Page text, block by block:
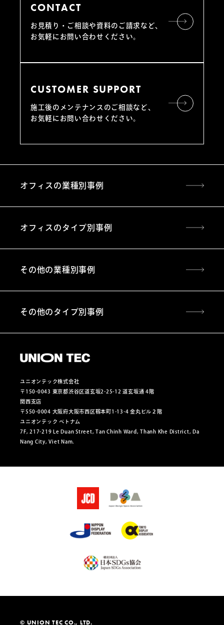
CONTACT
お見積り・ご相談や資料のご請求など、
お気軽にお問い合わせください。
CUSTOMER SUPPORT
施工後のメンテナンスのご相談など、
お気軽にお問い合わせください。
オフィスの業種別事例
その他の業種別事例
オフィスのタイプ別事例
その他のタイプ別事例
ユニオンテック株式会社
〒150-0043 東京都渋谷区道玄坂2-25-12 道玄坂通 4階
関西支店
〒550-0004 大阪府大阪市西区靱本町1-13-4 金丸ビル２階
ユニオンテック ベトナム
7F, 217-219 Le Duan Street, Tan Chinh Ward, Thanh Khe District, Da
Nang City, Viet Nam.
© UNION TEC CO., LTD.